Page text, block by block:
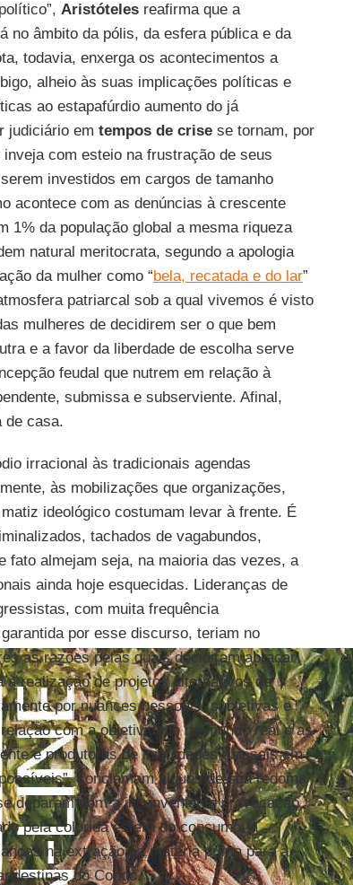
Aristótelesreafirma que a
no âmbito da pólis, da esfera pública e da
todavia, enxerga os acontecimentos a
alheio às suas implicações políticas e
ao estapafúrdio aumento do já
judiciário em tempos de crisese tornam, por
com esteio na frustração de seus
investidos em cargos de tamanho
acontece com as denúncias à crescente
1% da população global a mesma riqueza
natural meritocrata, segundo a apologia
da mulher como “bela, recatada e do lar”
patriarcal sob a qual vivemos é visto
mulheres de decidirem ser o que bem
e a favor da liberdade de escolha serve
feudal que nutrem em relação à
submissa e subserviente. Afinal,
de casa.
irracional às tradicionais agendas
às mobilizações que organizações,
ideológico costumam levar à frente. É
tachados de vagabundos,
fato almejam seja, na maioria das vezes, a
ainda hoje esquecidas. Lideranças de
com muita frequência
por esse discurso, teriam no
as razões pelas quais decidiram abraçar
realização de projetos alternativos de
por nuances pessoais, subjetivas e
com a objetividade do mundo real e as
e produtoras de iniquidades abissais em
conclamam alguns de sua redoma
deparam com a inconveniente provocação
pela colorida esfera do consumo, a
na extração da matéria prima para a
do Congo.